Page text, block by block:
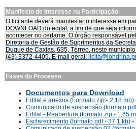
Manifesto de Interesse na Participação
O licitante deverá manifestar o interesse em
DOWNLOAD do edital, a fim de que seja
acontecer no certame. O órgão responsável
Diretoria de Gestão de Suprimentos da
Duque de Caxias, 635, Térreo, neste
(43) 3372-4405. E-mail geral:
Fases do Processo
Documentos para Download
Edital e anexos (Formato zip - 2,18 mb)
Comunicado de suspensão (formato
Edital - Reabertura (formato zip - 1,65
Esclarecimento (formato pdf - 37,1 kb) -